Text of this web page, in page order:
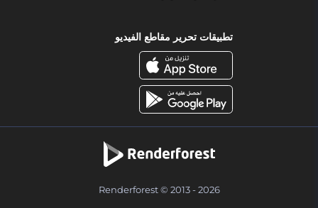
تطبيقات تحرير مقاطع الفيديو
Renderforest © 2013 - 2026